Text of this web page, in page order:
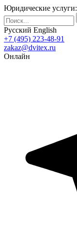
Юридические услуги:
Русский English
+7 (495) 223-48-91
zakaz@dvitex.ru
Онлайн